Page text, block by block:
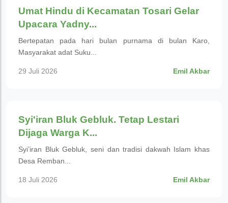
Umat Hindu di Kecamatan Tosari Gelar
Upacara Yadny...
Bertepatan pada hari bulan purnama di bulan Karo,
Masyarakat adat Suku...
29 Juli 2026 Emil Akbar
Syi'iran Bluk Gebluk. Tetap Lestari
Dijaga Warga K...
Syi’iran Bluk Gebluk, seni dan tradisi dakwah Islam khas
Desa Remban...
18 Juli 2026 Emil Akbar